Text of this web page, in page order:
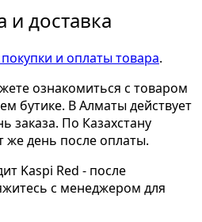
и доставка
и оплаты товара.
ознакомиться с товаром
бутике. В Алматы действует
заказа. По Казахстану
же день после оплаты.
Kaspi Red - после
с менеджером для